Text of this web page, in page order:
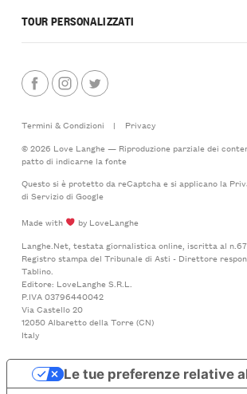
TOUR PERSONALIZZATI
Termini & Condizioni |
Privacy
© 2026 Love Langhe — Riproduzione parziale dei
patto di indicarne la fonte
Questo si è protetto da reCaptcha e si applicano la
di Serviziodi Google
Made with
by LoveLanghe
Langhe.Net, testata giornalistica online, iscritta al
Registro stampa del Tribunale di Asti - Direttore
Tablino.
Editore: LoveLanghe S.R.L.
P.IVA 03796440042
Via Castello 20
12050 Albaretto della Torre (CN)
Italy
Le tue preferenze relative